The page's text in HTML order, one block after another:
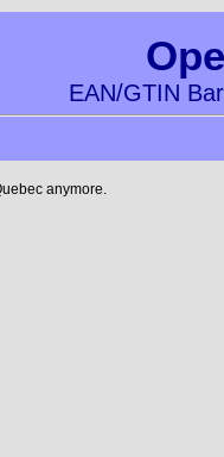
EAN/GTIN
anymore.